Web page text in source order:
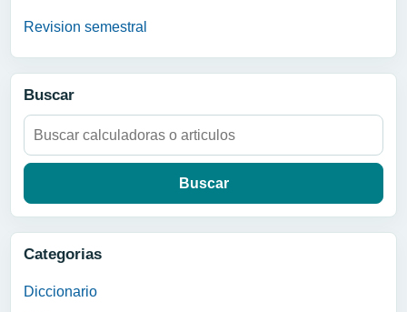
Revision semestral
Buscar
Buscar:
Categorias
Diccionario